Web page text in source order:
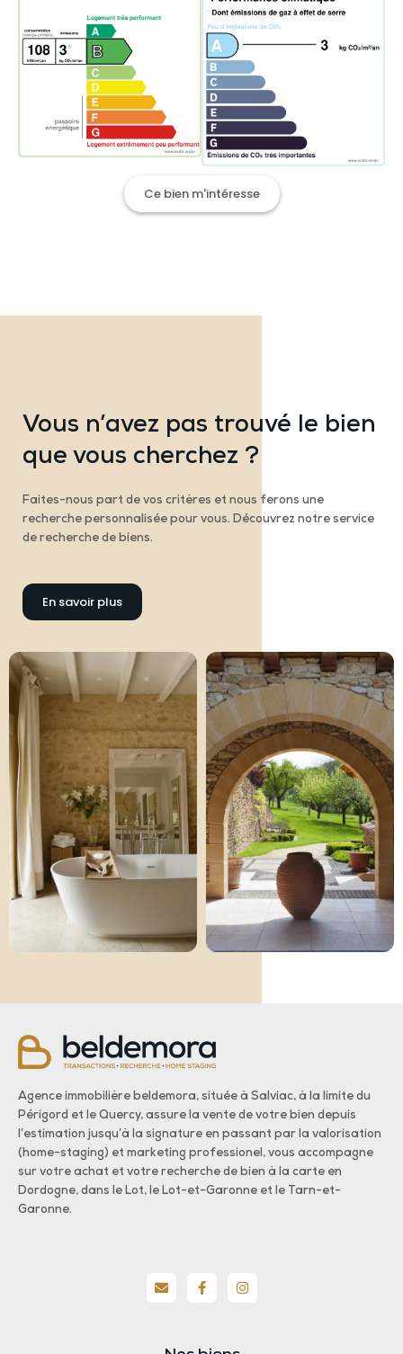
Ce bien m'intéresse
Vous n’avez pas trouvé le bien
que vous cherchez ?
Faites-nous part de vos critères et nous ferons une
recherche personnalisée pour vous. Découvrez notre service
de recherche de biens.
En savoir plus
Agence immobilière beldemora, située à Salviac, à la limite du
Périgord et le Quercy, assure la vente de votre bien depuis
l’estimation jusqu’à la signature en passant par la valorisation
(home-staging) et marketing professionel, vous accompagne
sur votre achat et votre recherche de bien à la carte en
Dordogne, dans le Lot, le Lot-et-Garonne et le Tarn-et-
Garonne.